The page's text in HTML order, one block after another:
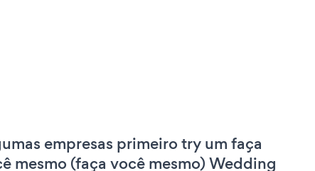
empresas primeiro try um faça
mesmo (faça você mesmo) Wedding